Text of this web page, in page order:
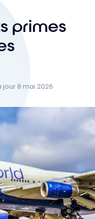
primes
jour 8 mai 2026